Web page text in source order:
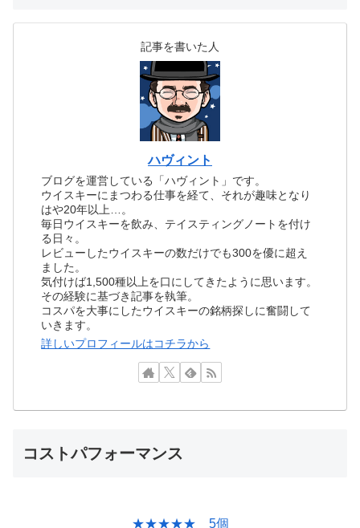
記事を書いた人
ハヴィント
ブログを運営している「ハヴィント」です。
ウイスキーにまつわる仕事を経て、それが趣味となり
はや20年以上…。
毎日ウイスキーを飲み、テイスティングノートを付け
る日々。
レビューしたウイスキーの数だけでも300を優に超え
ました。
気付けば1,500種以上を口にしてきたように思います。
その経験に基づき記事を執筆。
コスパを大事にしたウイスキーの銘柄探しに奮闘して
いきます。
詳しいプロフィールはコチラから
コストパフォーマンス
★★★★★ 5個